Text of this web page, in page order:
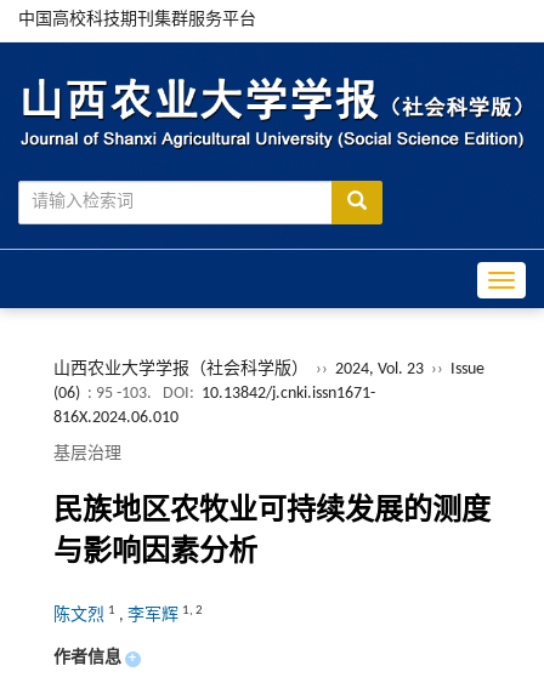
中国高校科技期刊集群服务平台
山西农业大学学报（社会科学版） ›› 2024, Vol. 23 ›› Issue
(06) : 95 -103. DOI: 10.13842/j.cnki.issn1671-
816X.2024.06.010
基层治理
民族地区农牧业可持续发展的测度
与影响因素分析
陈文烈 1 , 李军辉 1, 2
作者信息 +